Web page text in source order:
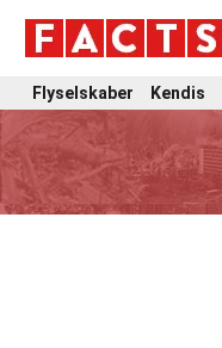
Flyselskaber Kendis